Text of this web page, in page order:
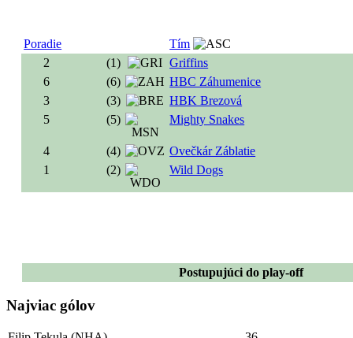
Poradie
Tím
2
(1)
Griffins
6
(6)
HBC Záhumenice
3
(3)
HBK Brezová
5
(5) Mighty Snakes
4 (4)
Ovečkár Záblatie
1
(2) Wild Dogs
Postupujúci do play-off
Najviac gólov